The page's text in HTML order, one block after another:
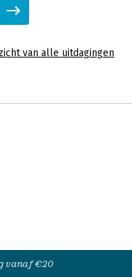
van alle uitdagingen
vanaf €20